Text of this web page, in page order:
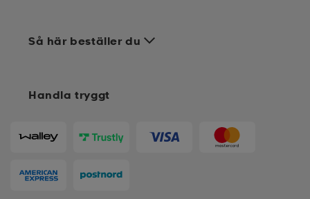
Handla tryggt
Så här beställer du